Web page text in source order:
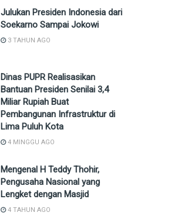
Julukan Presiden Indonesia dari
Soekarno Sampai Jokowi
3 TAHUN AGO
Dinas PUPR Realisasikan
Bantuan Presiden Senilai 3,4
Miliar Rupiah Buat
Pembangunan Infrastruktur di
Lima Puluh Kota
4 MINGGU AGO
Mengenal H Teddy Thohir,
Pengusaha Nasional yang
Lengket dengan Masjid
4 TAHUN AGO